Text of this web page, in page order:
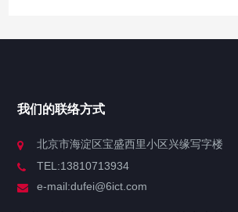
我们的联络方式
北京市海淀区宝盛西里小区兴缘写字楼
TEL:13810713934
e-mail:dufei@6ict.com